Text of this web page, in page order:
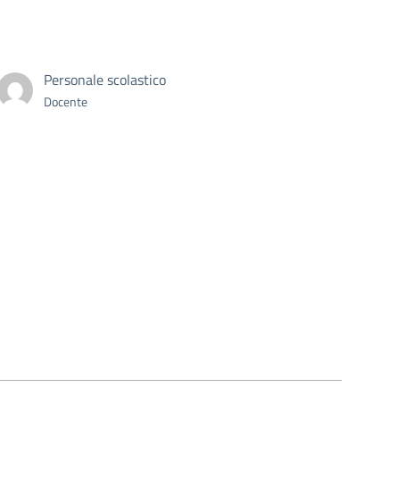
Personale scolastico
Docente